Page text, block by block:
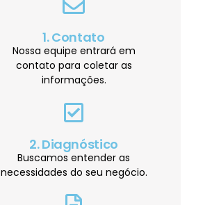
1. Contato
Nossa equipe entrará em
contato para coletar as
informações.
2. Diagnóstico
Buscamos entender as
necessidades do seu negócio.